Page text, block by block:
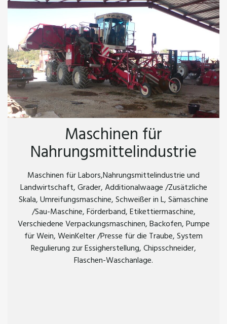
Maschinen für
Nahrungsmittelindustrie
Maschinen für Labors,Nahrungsmittelindustrie und
Landwirtschaft, Grader, Additionalwaage /Zusätzliche
Skala, Umreifungsmaschine, Schweißer in L, Sämaschine
/Sau-Maschine, Förderband, Etikettiermaschine,
Verschiedene Verpackungsmaschinen, Backofen, Pumpe
für Wein, WeinKelter /Presse für die Traube, System
Regulierung zur Essigherstellung, Chipsschneider,
Flaschen-Waschanlage.